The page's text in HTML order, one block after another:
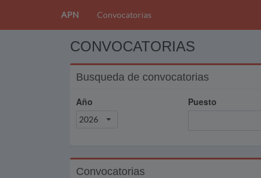
APN Convocatorias
CONVOCATORIAS
Busqueda de convocatorias
Año
2026
Puesto
Convocatorias